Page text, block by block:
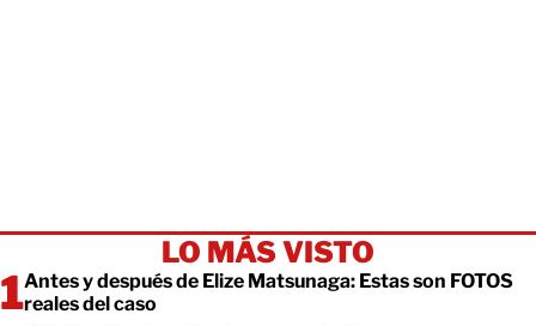
LO MÁS VISTO
Antes y después de Elize Matsunaga: Estas son FOTOS
reales del caso